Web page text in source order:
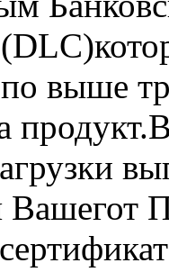
по выше
Вашегот